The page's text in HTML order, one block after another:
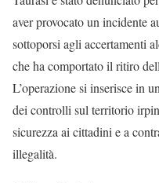
aver provocato un incidente
sottoporsi agli accertamenti
che ha comportato il ritiro
L’operazione si inserisce in
dei controlli sul territorio
sicurezza ai cittadini e a
illegalità.